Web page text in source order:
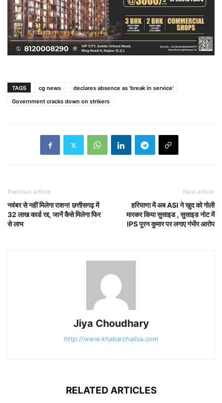
TAGS cg news
declares absence as 'break in service'
Government cracks down on strikers
Previous article
नवंबर से नहीं मिलेगा राशन! छत्तीसगढ़ में
32 लाख कार्ड रद्द, जानें कैसे मिलेगा फिर
से लाभ
Next article
हरियाणा में अब ASI ने खुद को गोली
मारकर किया सुसाइड , सुसाइड नोट में
IPS पूरन कुमार पर लगाए गंभीर आरोप
Jiya Choudhary
http://www.khabarchalisa.com
RELATED ARTICLES